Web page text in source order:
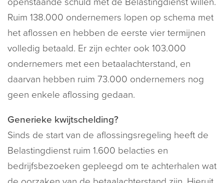
Ruim 138.000 ondernemers lopen op schema met
het aflossen en hebben de eerste vier termijnen
volledig betaald. Er zijn echter ook 103.000
ondernemers met een betaalachterstand, en
daarvan hebben ruim 73.000 ondernemers nog
geen enkele aflossing gedaan.
Generieke kwijtschelding?
Sinds de start van de aflossingsregeling heeft de
Belastingdienst ruim 1.600 belacties en
bedrijfsbezoeken gepleegd om te achterhalen wat